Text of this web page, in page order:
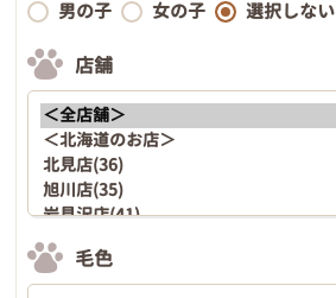
男の子 女の子 選択しない
店舗
毛色